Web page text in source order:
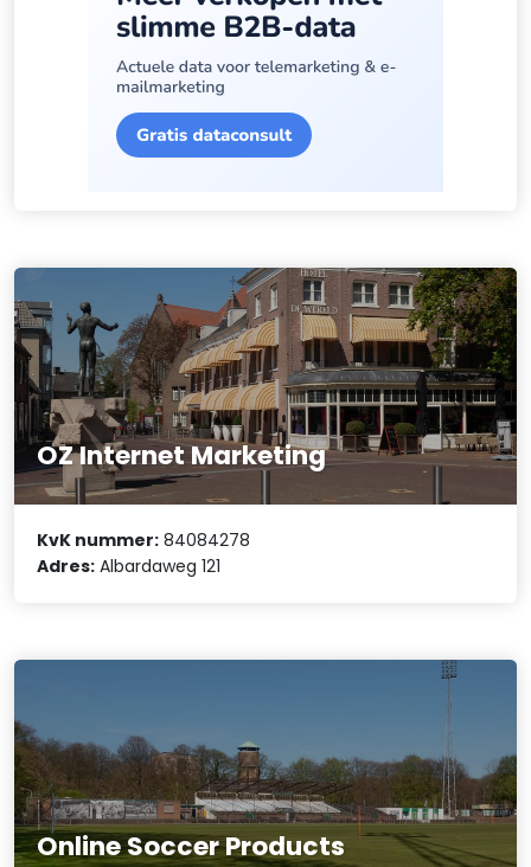
OZ Internet Marketing
KvK nummer: 84084278
Adres: Albardaweg 121
Online Soccer Products